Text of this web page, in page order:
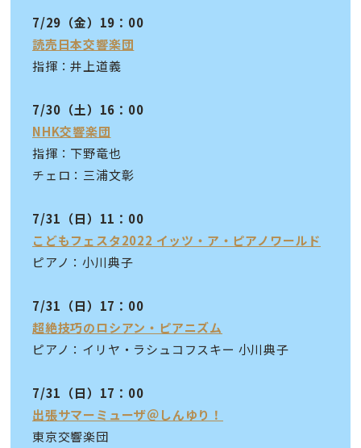
7/29（金）19：00
読売日本交響楽団
指揮：井上道義
7/30（土）16：00
NHK交響楽団
指揮：下野竜也
チェロ：三浦文彰
7/31（日）11：00
こどもフェスタ2022 イッツ・ア・ピアノワールド
ピアノ：小川典子
7/31（日）17：00
超絶技巧のロシアン・ピアニズム
ピアノ：イリヤ・ラシュコフスキー 小川典子
7/31（日）17：00
出張サマーミューザ＠しんゆり！
東京交響楽団